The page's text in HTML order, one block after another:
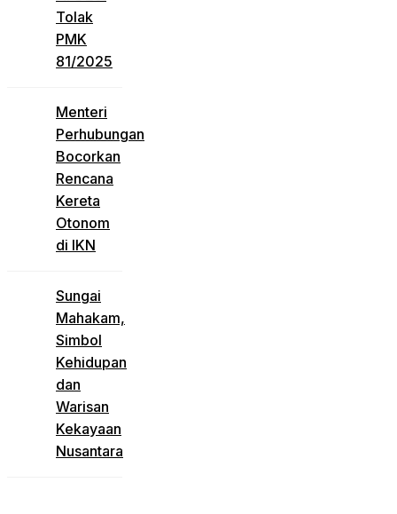
Tolak
PMK
81/2025
Menteri
Perhubungan
Bocorkan
Rencana
Kereta
Otonom
di IKN
Sungai
Mahakam,
Simbol
Kehidupan
dan
Warisan
Kekayaan
Nusantara